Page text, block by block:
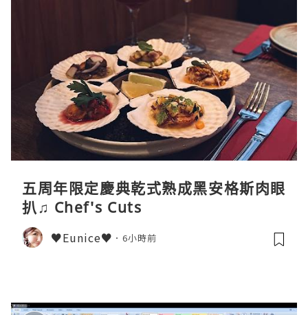
五周年限定慶典乾式熟成黑安格斯肉眼
扒♫ Chef's Cuts
♥Eunice♥ 6小時前